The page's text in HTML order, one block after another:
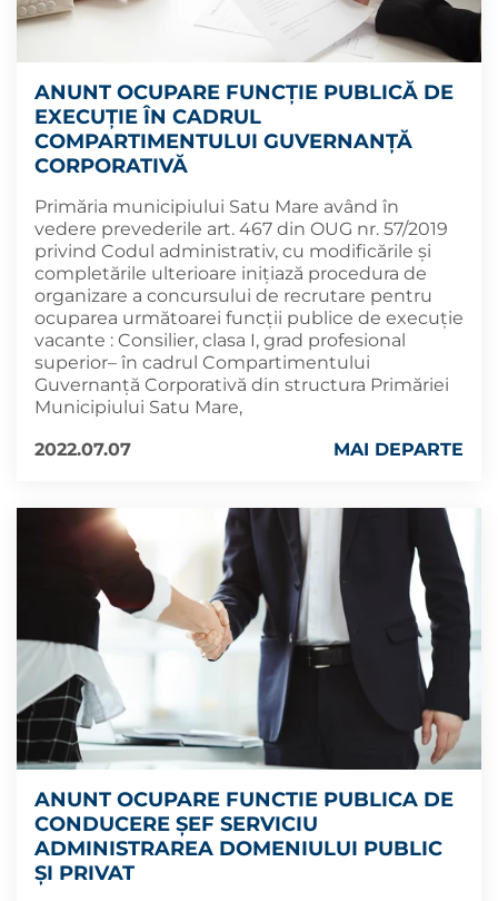
ANUNT OCUPARE FUNCȚIE PUBLICĂ DE
EXECUȚIE ÎN CADRUL
COMPARTIMENTULUI GUVERNANȚĂ
CORPORATIVĂ
Primăria municipiului Satu Mare având în
vedere prevederile art. 467 din OUG nr. 57/2019
privind Codul administrativ, cu modificările și
completările ulterioare iniţiază procedura de
organizare a concursului de recrutare pentru
ocuparea următoarei funcții publice de execuție
vacante : Consilier, clasa I, grad profesional
superior– în cadrul Compartimentului
Guvernanță Corporativă din structura Primăriei
Municipiului Satu Mare,
2022.07.07
MAI DEPARTE
ANUNT OCUPARE FUNCTIE PUBLICA DE
CONDUCERE ȘEF SERVICIU
ADMINISTRAREA DOMENIULUI PUBLIC
ȘI PRIVAT